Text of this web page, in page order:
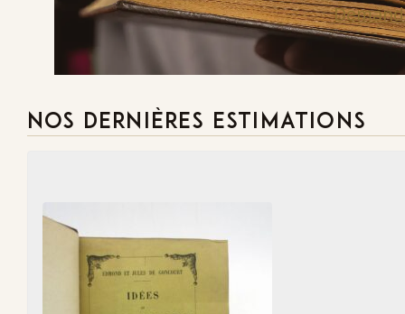
NOS DERNIÈRES ESTIMATIONS